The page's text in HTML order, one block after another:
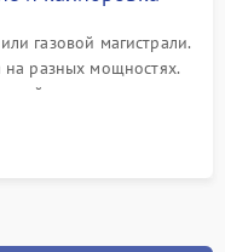
газовой магистрали.
на разных мощностях.
таймера, индикаторов
от перегрева.